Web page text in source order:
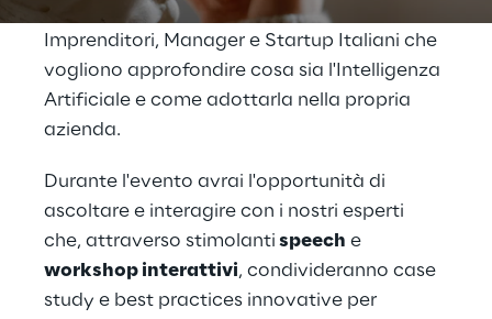
AI Week 2024, evento dedicato ad
Imprenditori, Manager e Startup Italiani che
vogliono approfondire cosa sia l'Intelligenza
Artificiale e come adottarla nella propria
azienda.
Durante l'evento avrai l'opportunità di
ascoltare e interagire con i nostri esperti
che, attraverso stimolanti speech e
workshop interattivi, condivideranno case
study e best practices innovative per